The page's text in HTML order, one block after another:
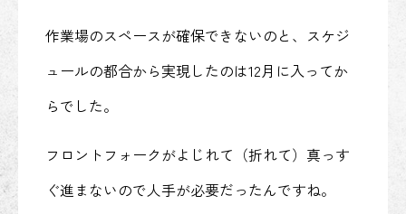
作業場のスペースが確保できないのと、スケジ
ュールの都合から実現したのは12月に入ってか
らでした。
フロントフォークがよじれて（折れて）真っす
ぐ進まないので人手が必要だったんですね。